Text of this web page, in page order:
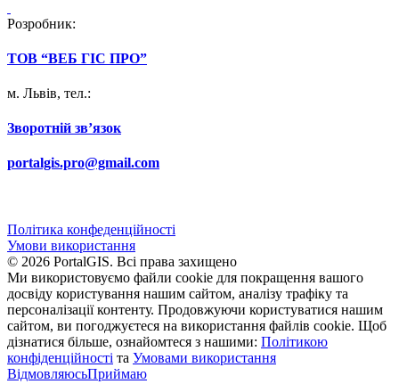
Розробник:
ТОВ “ВЕБ ГІС ПРО”
м. Львів, тел.:
Зворотній звʼязок
portalgis.pro@gmail.com
Політика конфеденційності
Умови використання
© 2026 PortalGIS. Всі права захищено
Ми використовуємо файли cookie для покращення вашого
досвіду користування нашим сайтом, аналізу трафіку та
персоналізації контенту. Продовжуючи користуватися нашим
сайтом, ви погоджуєтеся на використання файлів cookie. Щоб
дізнатися більше, ознайомтеся з нашими: Політикою
конфіденційності та Умовами використання
ВідмовляюсьПриймаю